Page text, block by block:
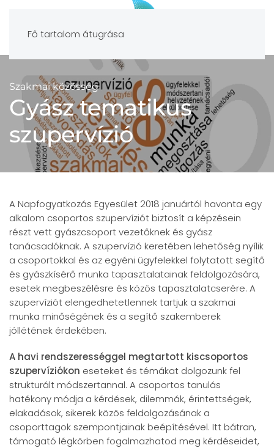
Fő tartalom átugrása
Szakmai közösség
Gyász tematikus
szupervízió
A Napfogyatkozás Egyesület 2018 januártól havonta egy
alkalom csoportos szupervíziót biztosít a képzésein
részt vett gyászcsoport vezetőknek és gyász
tanácsadóknak. A szupervízió keretében lehetőség nyílik
a csoportokkal és az egyéni ügyfelekkel folytatott segítő
és gyászkísérő munka tapasztalatainak feldolgozására,
esetek megbeszélésre és közös tapasztalatcserére. A
szupervíziót elengedhetetlennek tartjuk a szakmai
munka minőségének és a segítő szakemberek
jóllétének érdekében.
A havi rendszerességgel megtartott kiscsoportos
szupervíziókon eseteket és témákat dolgozunk fel
strukturált módszertannal. A csoportos tanulás
hatékony módja a kérdések, dilemmák, érintettségek,
elakadások, sikerek közös feldolgozásának a
csoporttagok szempontjainak beépítésével. Itt bátran,
támogató légkörben fogalmazhatod meg kérdéseidet,